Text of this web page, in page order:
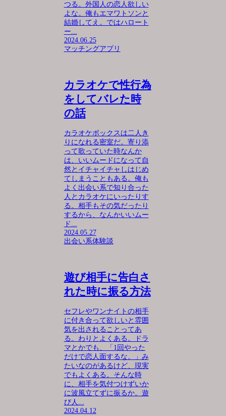
つる。外国人の恋人欲しい
よな。俺もエマワトソンと
結婚してえ。ではハロート
ー...
2024.06.25
マッチングアプリ
カラオケで性行為
をしてバレた時
の話
カラオケボックスは二人き
りになれる密室だ。寄り添
って歌っていた時なんか
は、いいムードになって自
然とイチャイチャしはじめ
てしまうこともある。俺も
よく出会い系で知り合った
人とカラオケにいったりす
る。相手もその気だったり
するから、なんかいいムー
ド...
2024.05.27
出会い系体験談
遊び相手に告白さ
れた時に振る方法
セフレやワンナイトの相手
に付き合って欲しいと雰囲
気を出されることってあ
る。わりとよくある。ドラ
マとかでも、「1回やった
だけで恋人面するな。」み
たいなのがあるけど、現実
でもよくある。そんな時
に、相手を気付つけずいか
に波風立てずに振るか。遊
び人...
2024.04.12